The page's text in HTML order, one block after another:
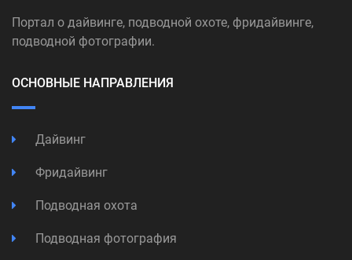
Портал о дайвинге, подводной охоте, фридайвинге,
подводной фотографии.
ОСНОВНЫЕ НАПРАВЛЕНИЯ
Дайвинг
Фридайвинг
Подводная охота
Подводная фотография